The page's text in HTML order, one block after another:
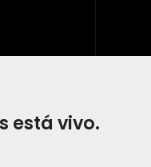
está vivo.